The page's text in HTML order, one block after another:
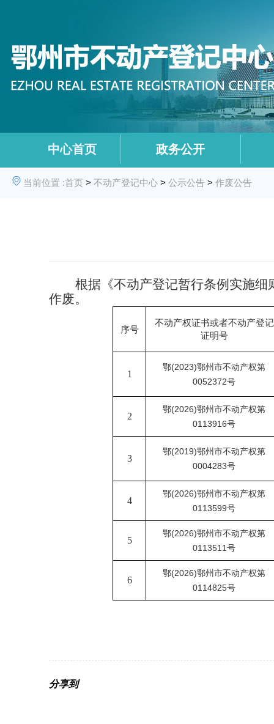
中心首页 政务公开
当前位置 :首页 > 不动产登记中心 > 公示公告 > 作废公告
根据《不动产登记暂行条例实施
作废。
序号
不动产权证书或者不动产登记
证明号
1
鄂(2023)鄂州市不动产权第
0052372号
2
鄂(2026)鄂州市不动产权第
0113916号
3
鄂(2019)鄂州市不动产权第
0004283号
4
鄂(2026)鄂州市不动产权第
0113599号
5
鄂(2026)鄂州市不动产权第
0113511号
6
鄂(2026)鄂州市不动产权第
0114825号
分享到